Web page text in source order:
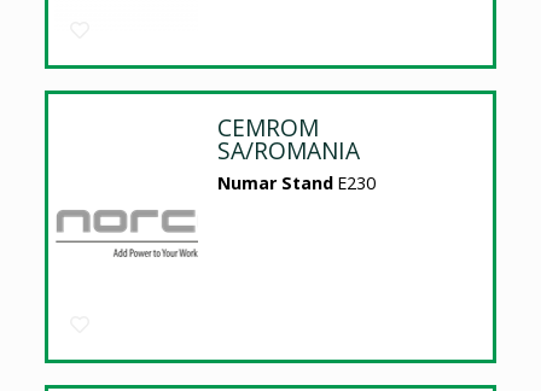
CEMROM
SA/ROMANIA
Numar Stand E230